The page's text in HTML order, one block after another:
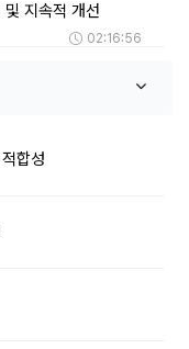
지속적 개선
02:16:56
합성